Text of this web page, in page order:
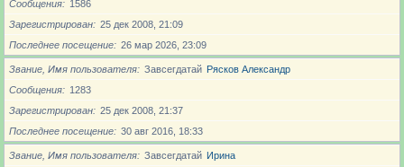
Сообщения
1586
Зарегистрирован
25 дек 2008, 21:09
Последнее посещение
26 мар 2026, 23:09
Звание, Имя пользователя Завсегдатай Рясков Александр
Сообщения
1283
Зарегистрирован
25 дек 2008, 21:37
Последнее посещение
30 авг 2016, 18:33
Звание, Имя пользователя Завсегдатай Ирина